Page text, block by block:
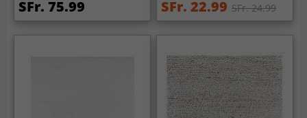
SFr. 75.99 SFr. 22.99 SFr. 24.99